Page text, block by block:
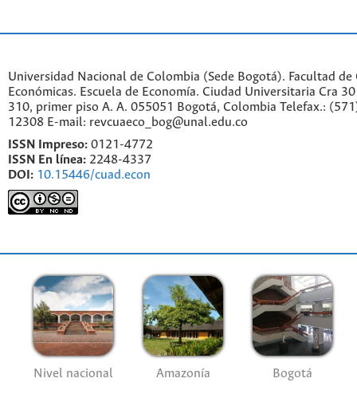
Universidad Nacional de Colombia (Sede Bogotá). Facultad de
Económicas. Escuela de Economía. Ciudad Universitaria Cra
310, primer piso A. A. 055051 Bogotá, Colombia Telefax.:
12308 E-mail: revcuaeco_bog@unal.edu.co
ISSN Impreso: 0121-4772
ISSN En línea: 2248-4337
DOI: 10.15446/cuad.econ
Nivel nacional Amazonía Bogotá